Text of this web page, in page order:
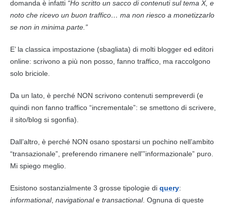
domanda è infatti “Ho scritto un sacco di contenuti sul tema X, e
noto che ricevo un buon traffico… ma non riesco a monetizzarlo
se non in minima parte.”
E’ la classica impostazione (sbagliata) di molti blogger ed editori
online: scrivono a più non posso, fanno traffico, ma raccolgono
solo briciole.
Da un lato, è perché NON scrivono contenuti sempreverdi (e
quindi non fanno traffico “incrementale”: se smettono di scrivere,
il sito/blog si sgonfia).
Dall’altro, è perché NON osano spostarsi un pochino nell’ambito
“transazionale”, preferendo rimanere nell'”informazionale” puro.
Mi spiego meglio.
Esistono sostanzialmente 3 grosse tipologie di query:
informational, navigationale transactional. Ognuna di queste